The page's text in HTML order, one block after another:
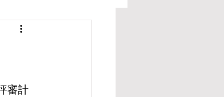
審計